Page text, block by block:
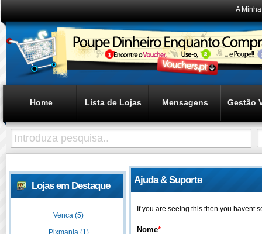
A
Home Lista de Lojas Mensagens Gestão
Lojas em Destaque
Venca (5)
Pixmania (1)
Ajuda & Suporte
If you are seeing this then you havent
Nome*